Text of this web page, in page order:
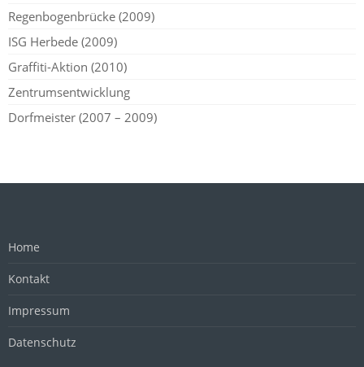
Regenbogenbrücke (2009)
ISG Herbede (2009)
Graffiti-Aktion (2010)
Zentrumsentwicklung
Dorfmeister (2007 – 2009)
Home
Kontakt
Impressum
Datenschutz